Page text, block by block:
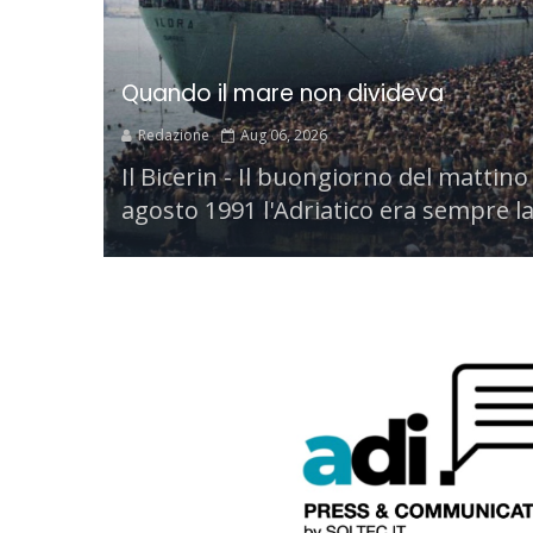
Quando il mare non divideva
Redazione Aug 06, 2026
Il Bicerin - Il buongiorno del mattino
agosto 1991 l'Adriatico era sempre